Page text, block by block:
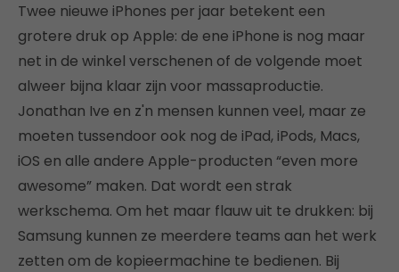
Twee nieuwe iPhones per jaar betekent een
grotere druk op Apple: de ene iPhone is nog maar
net in de winkel verschenen of de volgende moet
alweer bijna klaar zijn voor massaproductie.
Jonathan Ive en z'n mensen kunnen veel, maar ze
moeten tussendoor ook nog de iPad, iPods, Macs,
iOS en alle andere Apple-producten “even more
awesome” maken. Dat wordt een strak
werkschema. Om het maar flauw uit te drukken: bij
Samsung kunnen ze meerdere teams aan het werk
zetten om de kopieermachine te bedienen. Bij